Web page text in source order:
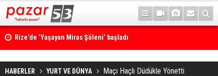
Rize’de ‘Yaşayan Miras Şöleni’ başladı
HABERLER YURT VE DÜNYA Maçı Haçlı Düdükle Yönetti